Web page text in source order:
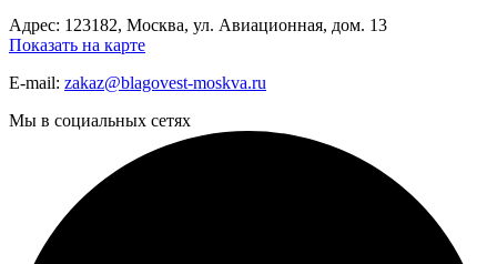
Адрес: 123182, Москва, ул. Авиационная, дом. 13
Показать на карте
E-mail: zakaz@blagovest-moskva.ru
Мы в социальных сетях